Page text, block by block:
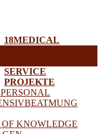
18MEDICAL
KNOWLEDGE
SERVICE
PROJEKTE